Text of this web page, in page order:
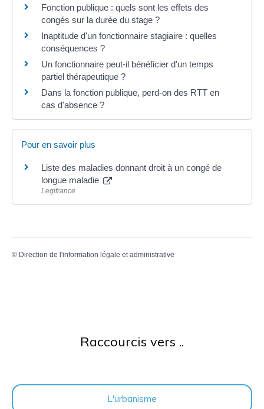
Fonction publique : quels sont les effets des
congés sur la durée du stage ?
Inaptitude d'un fonctionnaire stagiaire : quelles
conséquences ?
Un fonctionnaire peut-il bénéficier d'un temps
partiel thérapeutique ?
Dans la fonction publique, perd-on des RTT en
cas d'absence ?
Pour en savoir plus
Liste des maladies donnant droit à un congé de
longue maladie
Legifrance
© Direction de l'information légale et administrative
Raccourcis vers ..
L'urbanisme